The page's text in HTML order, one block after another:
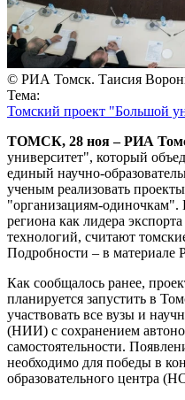
© РИА Томск. Таисия
Тема:
Томский проект "Большой
ТОМСК, 28 ноя – РИА
университет", который
единый научно-
ученым реализовать
"организациям-одиночкам".
региона как лидера
технологий, считают
Подробности – в материале
Как сообщалось ранее,
планируется запустить в
участвовать все вузы и
(НИИ) с сохранением
самостоятельности.
необходимо для победы в
образовательного центра